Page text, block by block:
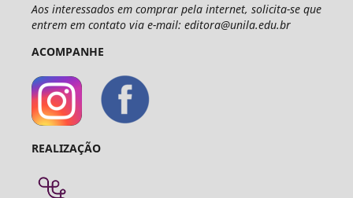
Aos interessados em comprar pela internet, solicita-se que
entrem em contato via e-mail: editora@unila.edu.br
ACOMPANHE
REALIZAÇÃO